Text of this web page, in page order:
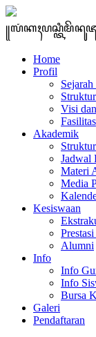
Home
Profil
Visi
Fasilitas
Akademik
Jadwal
Materi
Media
Kesiswaan
Alumni
Info
Info
Info
Bursa
Galeri
Pendaftaran